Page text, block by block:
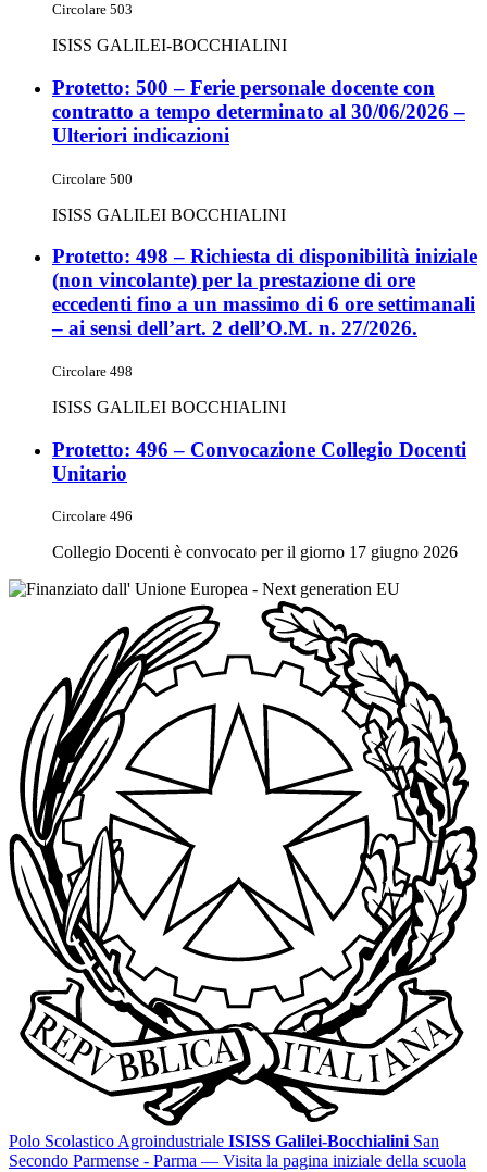
Circolare 503
ISISS GALILEI-BOCCHIALINI
Protetto: 500 – Ferie personale docente con
contratto a tempo determinato al 30/06/2026 –
Ulteriori indicazioni
Circolare 500
ISISS GALILEI BOCCHIALINI
Protetto: 498 – Richiesta di disponibilità iniziale
(non vincolante) per la prestazione di ore
eccedenti fino a un massimo di 6 ore settimanali
– ai sensi dell’art. 2 dell’O.M. n. 27/2026.
Circolare 498
ISISS GALILEI BOCCHIALINI
Protetto: 496 – Convocazione Collegio Docenti
Unitario
Circolare 496
Collegio Docenti è convocato per il giorno 17 giugno 2026
Polo Scolastico Agroindustriale ISISS Galilei-Bocchialini San
Secondo Parmense - Parma — Visita la pagina iniziale della scuola